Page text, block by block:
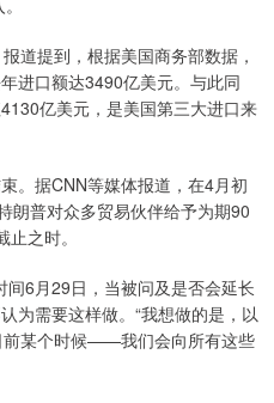
提到，根据美国商务部数据，
进口额达3490亿美元。与此同
亿美元，是美国第三大进口来
据CNN等媒体报道，在4月初
朗普对众多贸易伙伴给予为期90
之时。
6月29日，当被问及是否会延长
为需要这样做。“我想做的是，以
某个时候——我们会向所有这些